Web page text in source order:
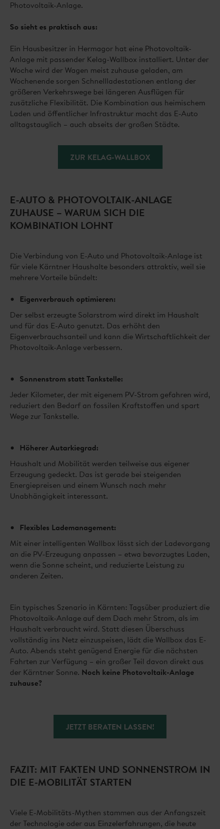
Photovoltaik-Anlage.
So sieht es praktisch aus:
Ein Hausbesitzer in Hermagor hat eine Photovoltaik-
Anlage mit passender Kelag-Wallbox installiert. Unter der
Woche wird der Wagen meist zuhause geladen, am
Wochenende sorgen Schnellladestationen entlang der
größeren Verkehrswege bei längeren Ausflügen für
zusätzliche Flexibilität. Die Kombination aus heimischem
Laden und öffentlicher Infrastruktur macht das E-Auto
alltagstauglich – auch abseits der großen Städte.
ZUR KELAG-WALLBOX
E-AUTO & PHOTOVOLTAIK-ANLAGE
ZUHAUSE – WARUM SICH DIE
KOMBINATION LOHNT
Die Verbindung von E-Auto und Photovoltaik-Anlage ist
für viele Kärntner Haushalte besonders attraktiv, weil sie
mehrere Vorteile bündelt:
Eigenverbrauch optimieren:
Der selbst erzeugte Solarstrom wird direkt im Haushalt
und für das E-Auto genutzt. Das erhöht den
Eigenverbrauchsanteil und kann die Wirtschaftlichkeit der
Photovoltaik-Anlage verbessern.
Sonnenstrom statt Tankstelle:
Jeder Kilometer, der mit eigenem PV-Strom gefahren wird,
reduziert den Bedarf an fossilen Kraftstoffen und spart
Wege zur Tankstelle.
Höherer Autarkiegrad:
Haushalt und Mobilität werden teilweise aus eigener
Erzeugung gedeckt. Das ist gerade bei steigenden
Energiepreisen und einem Wunsch nach mehr
Unabhängigkeit interessant.
Flexibles Lademanagement:
Mit einer intelligenten Wallbox lässt sich der Ladevorgang
an die PV-Erzeugung anpassen – etwa bevorzugtes Laden,
wenn die Sonne scheint, und reduzierte Leistung zu
anderen Zeiten.
Ein typisches Szenario in Kärnten: Tagsüber produziert die
Photovoltaik-Anlage auf dem Dach mehr Strom, als im
Haushalt verbraucht wird. Statt diesen Überschuss
vollständig ins Netz einzuspeisen, lädt die Wallbox das E-
Auto. Abends steht genügend Energie für die nächsten
Fahrten zur Verfügung – ein großer Teil davon direkt aus
der Kärntner Sonne. Noch keine Photovoltaik-Anlage
zuhause?
JETZT BERATEN LASSEN!
FAZIT: MIT FAKTEN UND SONNENSTROM IN
DIE E-MOBILITÄT STARTEN
Viele E-Mobilitäts-Mythen stammen aus der Anfangszeit
der Technologie oder aus Einzelerfahrungen, die heute